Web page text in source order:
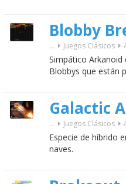
Blobby
... Juegos Clásicos
Simpático Arkanoid
Blobbys que están
Galactic
... Juegos Clásicos
Especie de híbrido
naves.